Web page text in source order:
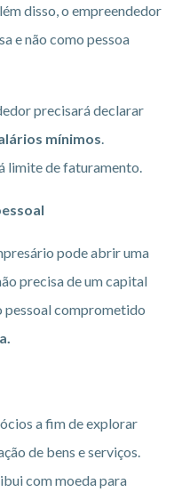
disso, o empreendedor
e não como pessoa
precisará declarar
mínimos.
limite de faturamento.
pode abrir uma
precisa de um capital
pessoal comprometido
a fim de explorar
de bens e serviços.
com moeda para